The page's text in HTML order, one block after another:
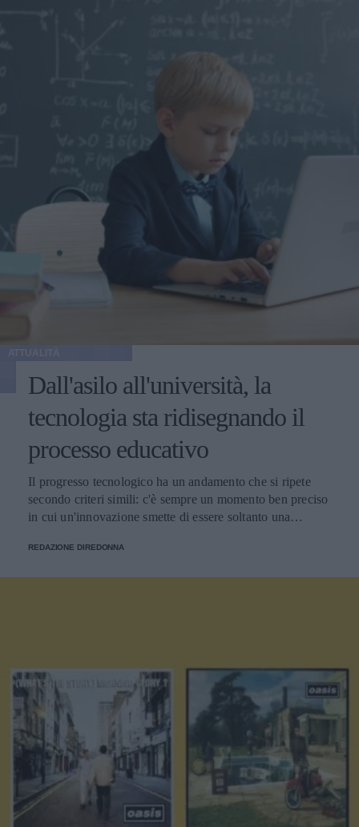
Dall'asilo all'università, la
tecnologia sta ridisegnando il
processo educativo
Il progresso tecnologico ha un andamento che si ripete
secondo criteri simili: c'è sempre un momento ben preciso
in cui un'innovazione smette di essere soltanto una
REDAZIONE DIREDONNA